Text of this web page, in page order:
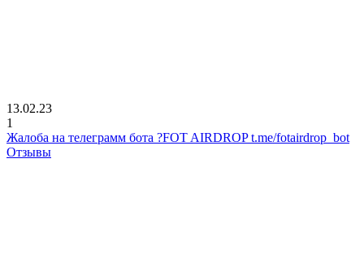
13.02.23
1
Жалоба на телеграмм бота ?FOT AIRDROP t.me/fotairdrop_bot
Отзывы